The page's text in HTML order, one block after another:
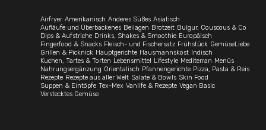
Airfryer Amerikanisch Anderes Süßes Asiatisch
Aufläufe und Überbackenes Beilagen Brotzeit Bulgur, Couscous & Co
Dips & Aufstriche Drinks, Shakes & Smoothie Europäisch
Fingerfood & Snacks Fleisch- und Fischersatz Frühstück GemüseLiebe
Grillen & Picknick Hauptgerichte Hausmannskost Indisch
Kuchen, Tartes & Torten Lebensmittel Lifestyle Mediterran Menüs
Nahrungsergänzung Orientalisch Pfannengerichte Pizza, Pasta & Reis
Rezepte Rezepte aus aller Welt Salate & Bowls Skin Food
Suppen & Eintöpfe Tex-Mex Vanlife & Rezepte Vegan Basic
Verstecktes Gemüse